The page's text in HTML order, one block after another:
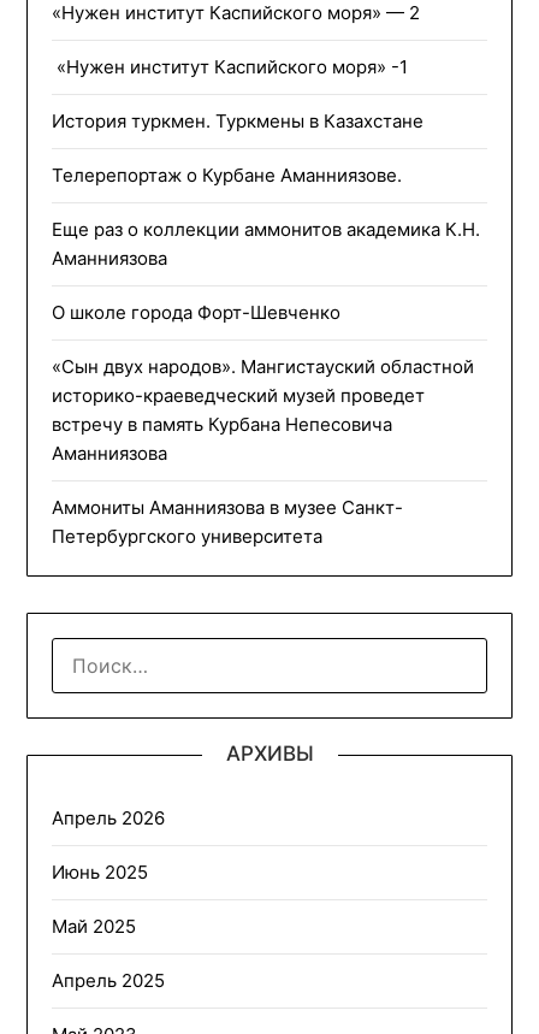
«Нужен институт Каспийского моря» — 2
«Нужен институт Каспийского моря» -1
История туркмен. Туркмены в Казахстане
Телерепортаж о Курбане Аманниязове.
Еще раз о коллекции аммонитов академика К.Н.
Аманниязова
О школе города Форт-Шевченко
«Сын двух народов». Мангистауский областной
историко-краеведческий музей проведет
встречу в память Курбана Непесовича
Аманниязова
Аммониты Аманниязова в музее Санкт-
Петербургского университета
АРХИВЫ
Апрель 2026
Июнь 2025
Май 2025
Апрель 2025